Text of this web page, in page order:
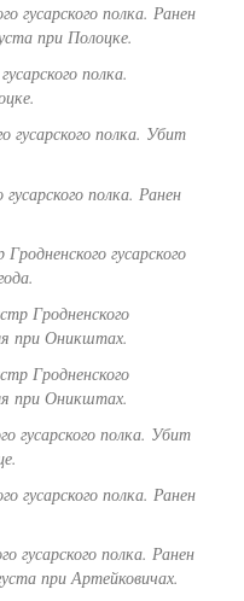
гусарского полка. Ранен
при Полоцке.
полка.
гусарского полка. Убит
полка. Ранен
гусарского
Гродненского
при Оникштах.
Гродненского
при Оникштах.
гусарского полка. Убит
гусарского полка. Ранен
гусарского полка. Ранен
при Артейковичах.